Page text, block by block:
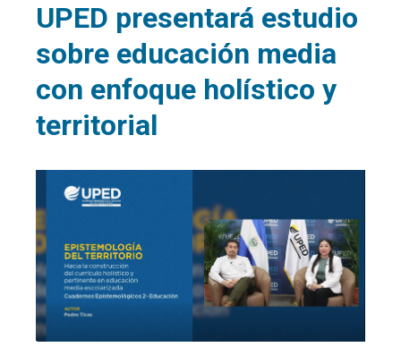
UPED presentará estudio
sobre educación media
con enfoque holístico y
territorial